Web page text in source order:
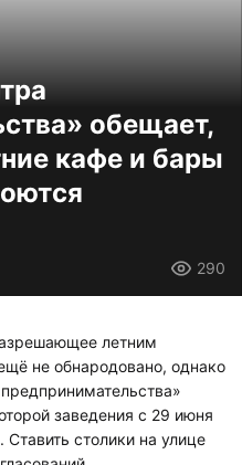
обещает,
кафе и бары
290
летним
не обнародовано, однако
заведения с 29 июня
Ставить столики на улице